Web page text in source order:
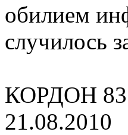
обилием
случилось
КОРДОН
21.08.2010